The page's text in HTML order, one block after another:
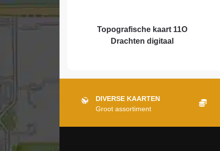
Topografische kaart 11O
Drachten digitaal
DIVERSE KAARTEN
Groot assortiment